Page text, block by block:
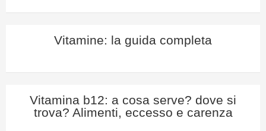
Vitamine: la guida completa
Vitamina b12: a cosa serve? dove si
trova? Alimenti, eccesso e carenza